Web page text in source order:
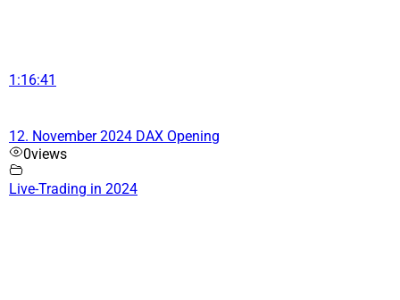
1:16:41
12. November 2024 DAX Opening
0views
Live-Trading in 2024